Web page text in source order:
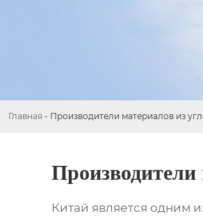
Главная - Производители материалов из
Производители
Китай является одним